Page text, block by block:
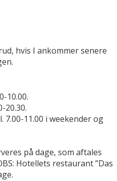
hvis I ankommer senere
10.00.
20.30.
11.00 i weekender og
på dage, som aftales
Hotellets restaurant ”Das